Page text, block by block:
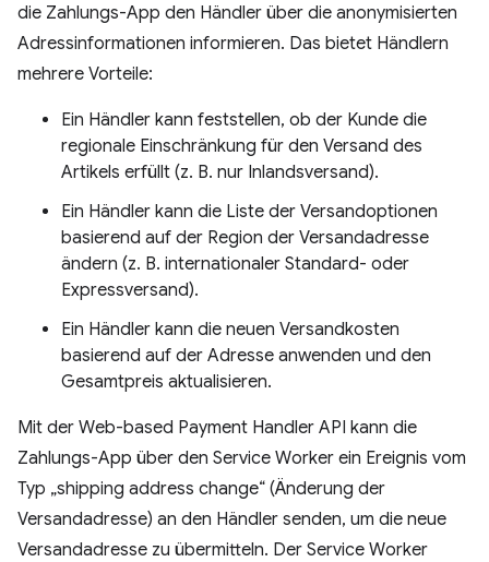
die Zahlungs-App den Händler über die anonymisierten
Adressinformationen informieren. Das bietet Händlern
mehrere Vorteile:
Ein Händler kann feststellen, ob der Kunde die
regionale Einschränkung für den Versand des
Artikels erfüllt (z. B. nur Inlandsversand).
Ein Händler kann die Liste der Versandoptionen
basierend auf der Region der Versandadresse
ändern (z. B. internationaler Standard- oder
Expressversand).
Ein Händler kann die neuen Versandkosten
basierend auf der Adresse anwenden und den
Gesamtpreis aktualisieren.
Mit der Web-based Payment Handler API kann die
Zahlungs-App über den Service Worker ein Ereignis vom
Typ „shipping address change“ (Änderung der
Versandadresse) an den Händler senden, um die neue
Versandadresse zu übermitteln. Der Service Worker